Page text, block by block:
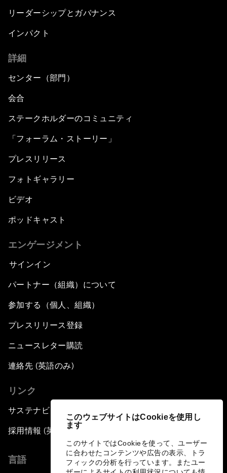
このウェブサイトはCookieを使用し
ます
このサイトではCookieを使って、ユーザー
に合わせたコンテンツや広告の表示、トラ
フィックの分析を行っています。またユー
リーダーシップとガバナンス
インパクト
詳細
センター（部門）
会合
ステークホルダーのコミュニティ
「フォーラム・ストーリー」
プレスリリース
フォトギャラリー
ビデオ
ポッドキャスト
エンゲージメント
サインイン
パートナー（組織）について
参加する（個人、組織）
プレスリリース登録
ニュースレター購読
連絡先 (英語のみ)
リンク
サステナビリティへの取り組み
採用情報 (英語のみ)
言語